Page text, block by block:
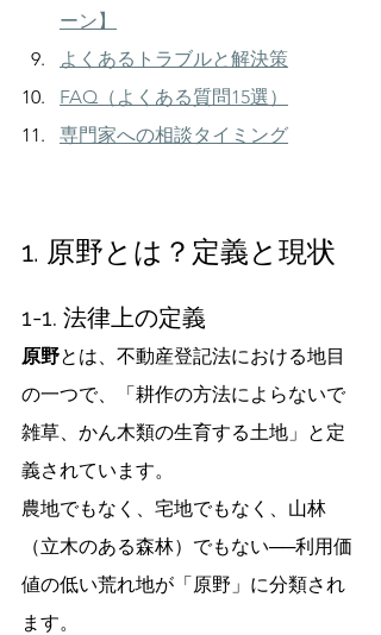
ーン】
よくあるトラブルと解決策
FAQ（よくある質問15選）
専門家への相談タイミング
1. 原野とは？定義と現状
1-1. 法律上の定義
原野とは、不動産登記法における地目
の一つで、「耕作の方法によらないで
雑草、かん木類の生育する土地」と定
義されています。
農地でもなく、宅地でもなく、山林
（立木のある森林）でもない──利用価
値の低い荒れ地が「原野」に分類され
ます。